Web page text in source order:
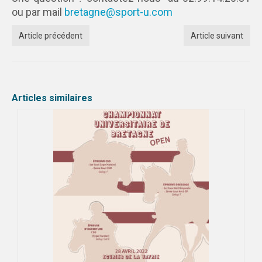
ou par mail bretagne@sport-u.com
Article précédent Article suivant
Articles similaires